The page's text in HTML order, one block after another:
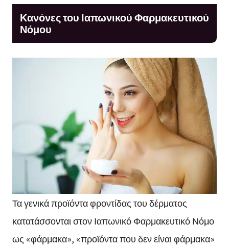
Κανόνες του Ιαπωνικού Φαρμακευτικού
Νόμου
Τα γενικά προϊόντα φροντίδας του δέρματος
κατατάσσονται στον Ιαπωνικό Φαρμακευτικό Νόμο
ως «φάρμακα», «προϊόντα που δεν είναι φάρμακα»